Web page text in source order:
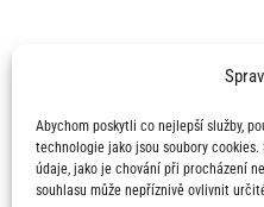
Abychom poskytli co nejlepší služby,
technologie jako jsou soubory
údaje, jako je chování při procházení
souhlasu může nepříznivě ovlivnit